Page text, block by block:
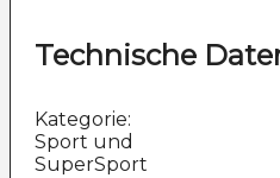
Technische
Kategorie:
Sport und
SuperSport